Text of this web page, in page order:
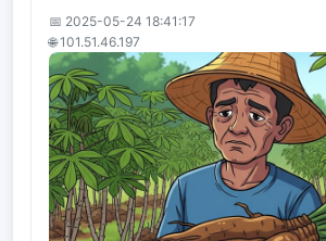
📅 2025-05-24 18:41:17
🌐 101.51.46.197